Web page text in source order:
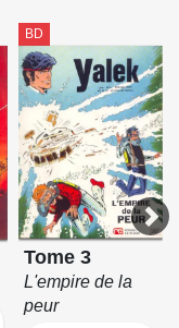
BD
Tome 3
L'empire de la
peur